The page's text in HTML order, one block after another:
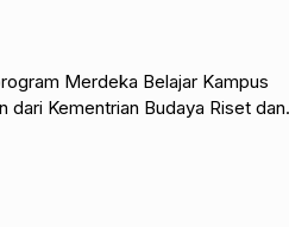
Merdeka Belajar Kampus
Kementrian Budaya Riset dan